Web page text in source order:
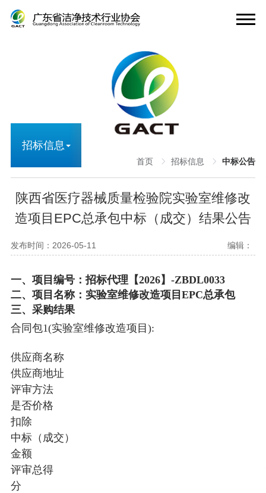
招标信息
首页 招标信息 中标公告
陕西省医疗器械质量检验院实验室维修改
造项目EPC总承包中标（成交）结果公告
发布时间：2026-05-11 编辑：
一、项目编号：招标代理【2026】-ZBDL0033
二、项目名称：实验室维修改造项目EPC总承包
三、采购结果
合同包1(实验室维修改造项目):
供应商名称
供应商地址
评审方法
是否价格
扣除
中标（成交）
金额
评审总得
分